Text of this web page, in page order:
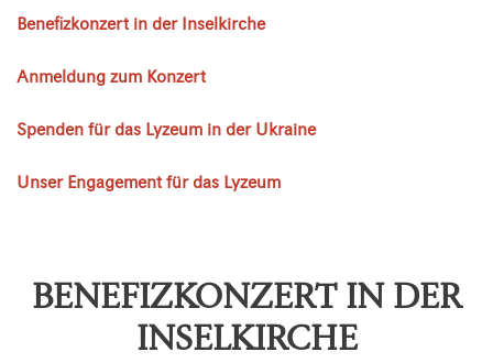
Benefizkonzert in der Inselkirche
Anmeldung zum Konzert
Spenden für das Lyzeum in der Ukraine
Unser Engagement für das Lyzeum
BENEFIZKONZERT IN DER
INSELKIRCHE